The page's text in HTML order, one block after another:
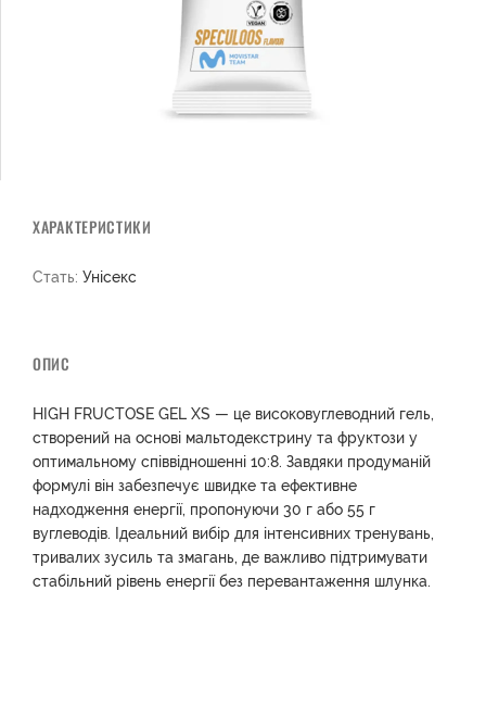
ХАРАКТЕРИСТИКИ
Стать: Унісекс
ОПИС
HIGH FRUCTOSE GEL XS — це високовуглеводний гель,
створений на основі мальтодекстрину та фруктози у
оптимальному співвідношенні 10:8. Завдяки продуманій
формулі він забезпечує швидке та ефективне
надходження енергії, пропонуючи 30 г або 55 г
вуглеводів. Ідеальний вибір для інтенсивних тренувань,
тривалих зусиль та змагань, де важливо підтримувати
стабільний рівень енергії без перевантаження шлунка.